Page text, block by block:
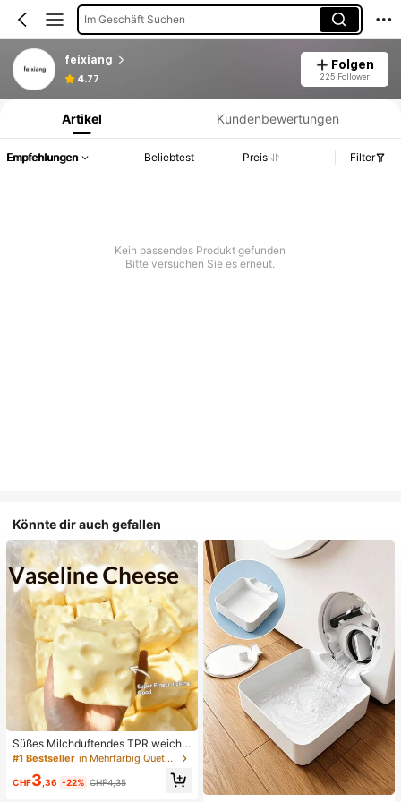
Im Geschäft Suchen
feixiang
4.77
Folgen
225 Follower
Produktinformation: Preisangabe, Verkaufs- und Lagerbestandsdetails.
Artikel Kundenbewertungen
Empfehlungen Beliebtest Preis Filter
Kein passendes Produkt gefunden
Bitte versuchen Sie es erneut.
Könnte dir auch gefallen
Süßes Milchduftendes TPR weiche
s quetschbares Dumpling-förmiges
Stressabbau-Spielzeug, 5cm niedli
ches lustiges Quetsch-Stressabbau
#1 Bestseller in Mehrfarbig Quetschspielzeug für Teenager
CHF3 ,36 -22% CHF4,35